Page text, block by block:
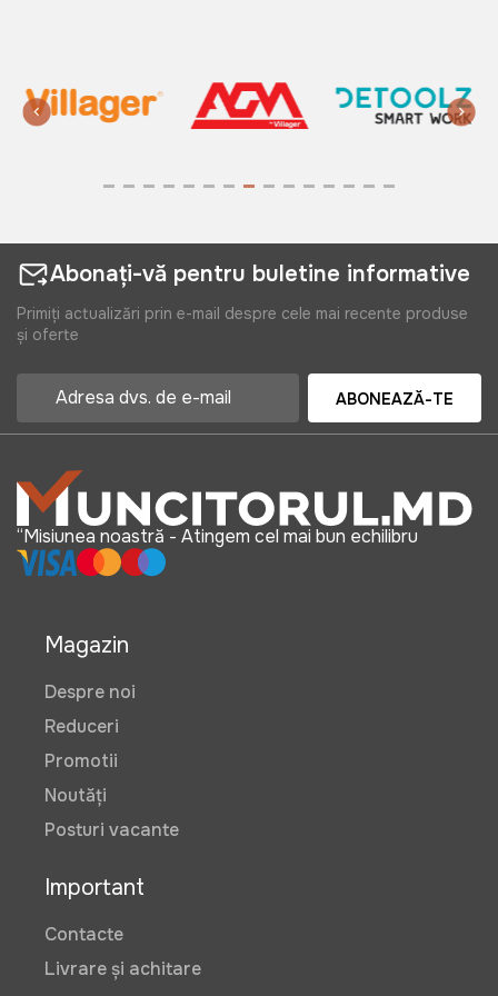
Baterie bucatarie Sandonna F7073
(negru)
1085 lei
Abonați-vă pentru buletine informative
Primiți actualizări prin e-mail despre cele mai recente produse
și oferte
ABONEAZĂ-TE
“Misiunea noastră - Atingem cel mai bun echilibru
Magazin
Despre noi
Reduceri
Promotii
Noutăți
Posturi vacante
Important
Contacte
Livrare și achitare